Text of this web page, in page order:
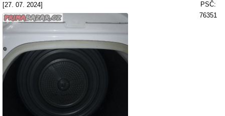
[27. 07. 2024]
PSČ:
76351